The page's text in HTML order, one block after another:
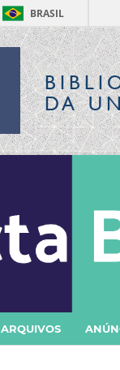
BRASIL
DA
ARQUIVOS